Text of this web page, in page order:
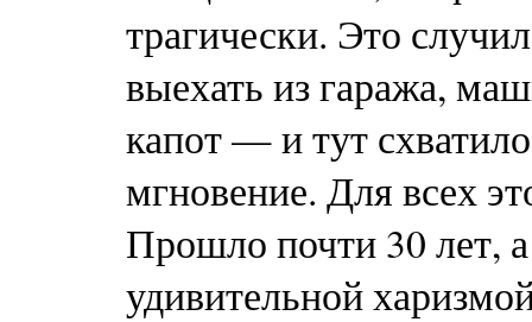
трагически. Это
выехать из гаража,
капот — и тут
мгновение. Для всех
Прошло почти 30 лет,
удивительной